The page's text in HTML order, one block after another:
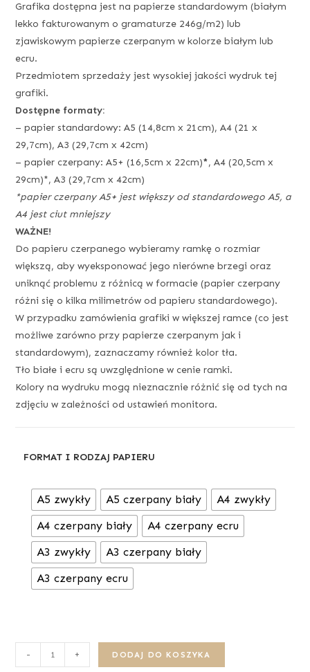
Grafika dostępna jest na papierze standardowym (białym
lekko fakturowanym o gramaturze 246g/m2) lub
zjawiskowym papierze czerpanym w kolorze białym lub
ecru.
Przedmiotem sprzedaży jest wysokiej jakości wydruk tej
grafiki.
Dostępne formaty:
– papier standardowy: A5 (14,8cm x 21cm), A4 (21 x
29,7cm), A3 (29,7cm x 42cm)
– papier czerpany: A5+ (16,5cm x 22cm)*, A4 (20,5cm x
29cm)*, A3 (29,7cm x 42cm)
*papier czerpany A5+ jest większy od standardowego A5, a
A4 jest ciut mniejszy
WAŻNE!
Do papieru czerpanego wybieramy ramkę o rozmiar
większą, aby wyeksponować jego nierówne brzegi oraz
uniknąć problemu z różnicą w formacie (papier czerpany
różni się o kilka milimetrów od papieru standardowego).
W przypadku zamówienia grafiki w większej ramce (co jest
możliwe zarówno przy papierze czerpanym jak i
standardowym), zaznaczamy również kolor tła.
Tło białe i ecru są uwzględnione w cenie ramki.
Kolory na wydruku mogą nieznacznie różnić się od tych na
zdjęciu w zależności od ustawień monitora.
FORMAT I RODZAJ PAPIERU
A5 zwykły A5 czerpany biały
A4 zwykły
A4 czerpany biały
A4 czerpany ecru
A3 zwykły
A3 czerpany biały
A3 czerpany ecru
- + DODAJ DO KOSZYKA